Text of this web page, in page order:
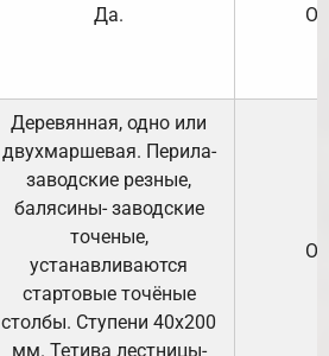
Да.
Деревянная, одно или
двухмаршевая. Перила-
заводские резные,
балясины- заводские
точеные,
устанавливаются
стартовые точёные
столбы. Ступени 40х200
мм. Тетива лестницы-